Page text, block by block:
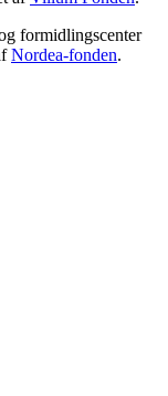
formidlingscenter
Nordea-fonden.